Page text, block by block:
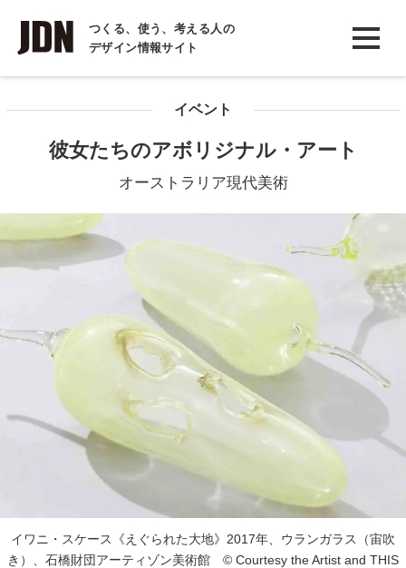
つくる、使う、考える人の
デザイン情報サイト
INTERVIEW
インタビュー
COLUMN
イベント
彼女たちのアボリジナル・アート
オーストラリア現代美術
イワニ・スケース《えぐられた大地》2017年、ウランガラス（宙吹
き）、石橋財団アーティゾン美術館 © Courtesy the Artist and THIS